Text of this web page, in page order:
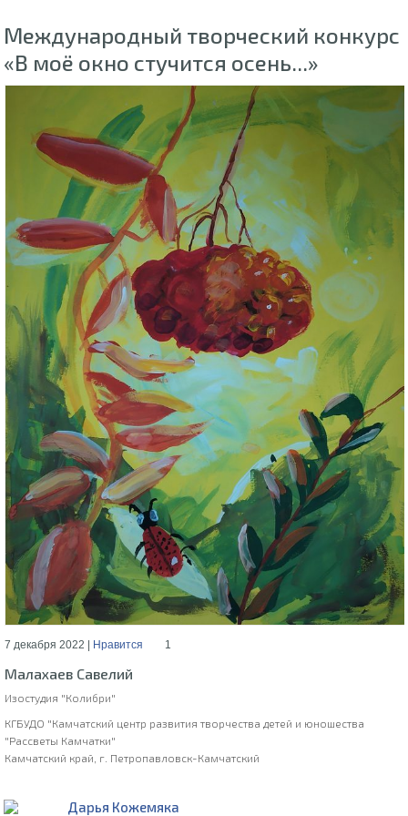
Международный творческий конкурс
«В моё окно стучится осень...»
7 декабря 2022 | Нравится 1
Малахаев Савелий
Изостудия "Колибри"
КГБУДО "Камчатский центр развития творчества детей и юношества
"Рассветы Камчатки"
Камчатский край, г. Петропавловск-Камчатский
Дарья Кожемяка